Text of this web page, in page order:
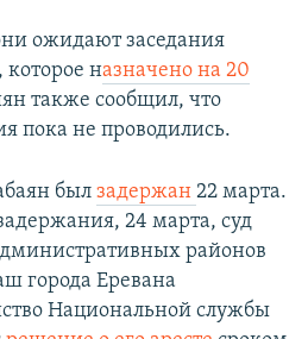
ожидают заседания
которое назначено на 20
также сообщил, что
пока не проводились.
был задержан 22 марта.
24 марта, суд
районов
города Еревана
Национальной службы